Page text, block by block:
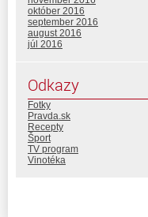
október 2016
september 2016
august 2016
júl 2016
Odkazy
Fotky
Pravda.sk
Recepty
Šport
TV program
Vinotéka